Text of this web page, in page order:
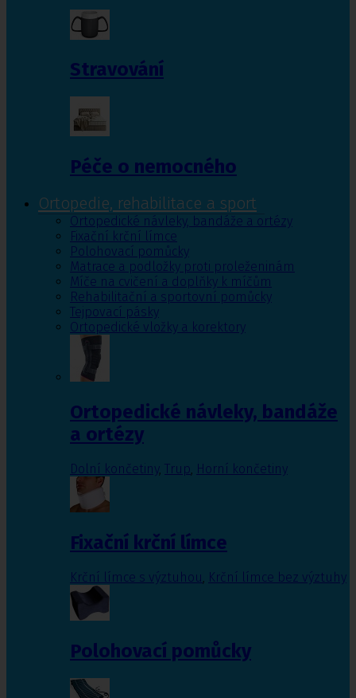
Stravování
Péče o nemocného
Ortopedie, rehabilitace a sport
Ortopedické návleky, bandáže a ortézy
Fixační krční límce
Polohovací pomůcky
Matrace a podložky proti proleženinám
Míče na cvičení a doplňky k míčům
Rehabilitační a sportovní pomůcky
Tejpovací pásky
Ortopedické vložky a korektory
Ortopedické návleky, bandáže
a ortézy
Dolní končetiny, Trup, Horní končetiny
Fixační krční límce
Krční límce s výztuhou Krční límce bez výztuhy
Polohovací pomůcky